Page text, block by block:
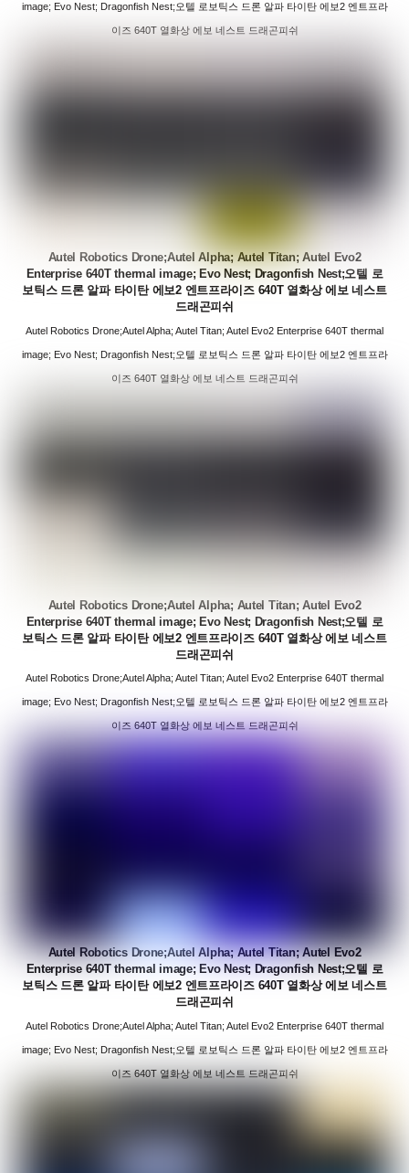
image; Evo Nest; Dragonfish Nest;오텔 로보틱스 드론 알파 타이탄 에보2 엔트프라
이즈 640T 열화상 에보 네스트 드래곤피쉬
Autel Robotics Drone;Autel Alpha; Autel Titan; Autel Evo2
Enterprise 640T thermal image; Evo Nest; Dragonfish Nest;오텔 로
보틱스 드론 알파 타이탄 에보2 엔트프라이즈 640T 열화상 에보 네스트
드래곤피쉬
Autel Robotics Drone;Autel Alpha; Autel Titan; Autel Evo2 Enterprise 640T thermal
image; Evo Nest; Dragonfish Nest;오텔 로보틱스 드론 알파 타이탄 에보2 엔트프라
이즈 640T 열화상 에보 네스트 드래곤피쉬
Autel Robotics Drone;Autel Alpha; Autel Titan; Autel Evo2
Enterprise 640T thermal image; Evo Nest; Dragonfish Nest;오텔 로
보틱스 드론 알파 타이탄 에보2 엔트프라이즈 640T 열화상 에보 네스트
드래곤피쉬
Autel Robotics Drone;Autel Alpha; Autel Titan; Autel Evo2 Enterprise 640T thermal
image; Evo Nest; Dragonfish Nest;오텔 로보틱스 드론 알파 타이탄 에보2 엔트프라
이즈 640T 열화상 에보 네스트 드래곤피쉬
Autel Robotics Drone;Autel Alpha; Autel Titan; Autel Evo2
Enterprise 640T thermal image; Evo Nest; Dragonfish Nest;오텔 로
보틱스 드론 알파 타이탄 에보2 엔트프라이즈 640T 열화상 에보 네스트
드래곤피쉬
Autel Robotics Drone;Autel Alpha; Autel Titan; Autel Evo2 Enterprise 640T thermal
image; Evo Nest; Dragonfish Nest;오텔 로보틱스 드론 알파 타이탄 에보2 엔트프라
이즈 640T 열화상 에보 네스트 드래곤피쉬